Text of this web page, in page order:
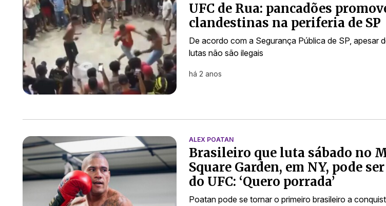
UFC de Rua: pancadões
clandestinas na periferia de SP
De acordo com a Segurança Pública de SP, apesar
lutas não são ilegais
há 2 anos
ALEX POATAN
Brasileiro que luta sábado no
Square Garden, em NY, pode
do UFC: ‘Quero porrada’
Poatan pode se tornar o primeiro brasileiro a